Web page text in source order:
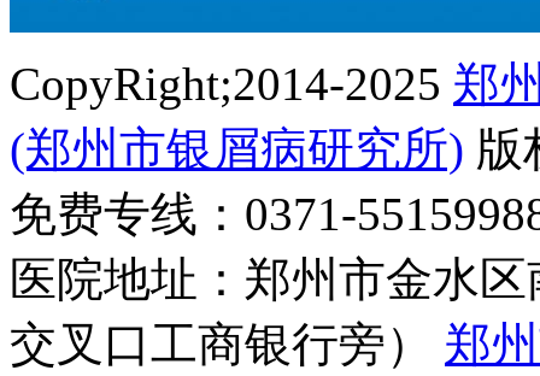
CopyRight;2014-2025 郑
(郑州市银屑病研究所) 版
免费专线：0371-
医院地址：郑州市金水
交叉口工商银行旁） 郑